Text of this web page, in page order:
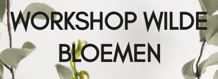
WORKSHOP WILDE
BLOEMEN